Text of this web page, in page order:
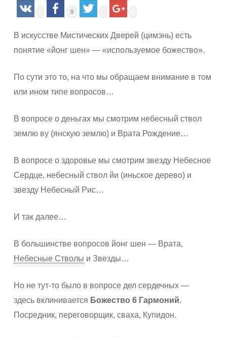
0
В искусстве Мистических Дверей (цимэнь) есть
понятие «йонг шен» — «используемое божество».
По сути это то, на что мы обращаем внимание в том
или ином типе вопросов…
В вопросе о деньгах мы смотрим небесный ствол
землю ву (янскую землю) и Врата Рождение…
В вопросе о здоровье мы смотрим звезду Небесное
Сердце, небесный ствол йи (иньское дерево) и
звезду Небесный Рис…
И так далее…
В большинстве вопросов йонг шен — Врата,
Небесные Стволы и Звезды…
Но не тут-то было в вопросе дел сердечных —
здесь вклинивается Божество 6 Гармоний.
Посредник, переговорщик, сваха, Купидон.